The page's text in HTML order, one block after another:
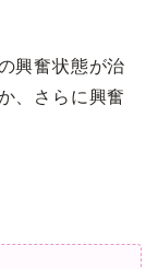
興奮状態が治
、さらに興奮